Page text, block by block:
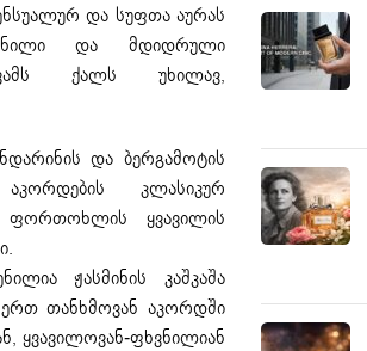
და სუფთა აურას
და მდიდრული
ქალს უხილავ,
და ბერგამოტის
კლასიკურ
ფორთოხლის ყვავილის
ჟასმინის კაშკაშა
თანხმოვან აკორდში
ყვავილოვან-ფხვნილიან